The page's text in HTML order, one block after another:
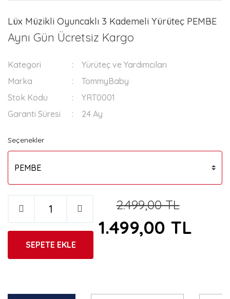
Lüx Müzikli Oyuncaklı 3 Kademeli Yürüteç PEMBE
Aynı Gün Ücretsiz Kargo
Kategori
Yürüteç ve Yardımcıları
Marka
TommyBaby
Stok Kodu
YRT0001
Garanti Süresi
24 Ay
Seçenekler
2.499,00 TL
1.499,00 TL
SEPETE EKLE